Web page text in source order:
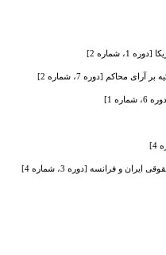
شماره 2]
محاکم [دوره 7، شماره 2]
1]
و فرانسه [دوره 3، شماره 4]